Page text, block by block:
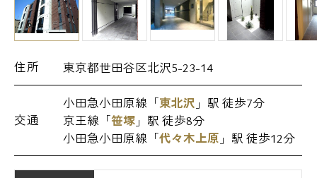
住所 東京都世田谷区北沢5-23-14
交通
小田急小田原線「東北沢 」駅 徒歩7分
京王線「笹塚 」駅 徒歩8分
小田急小田原線「代々木上原 」駅 徒歩12分